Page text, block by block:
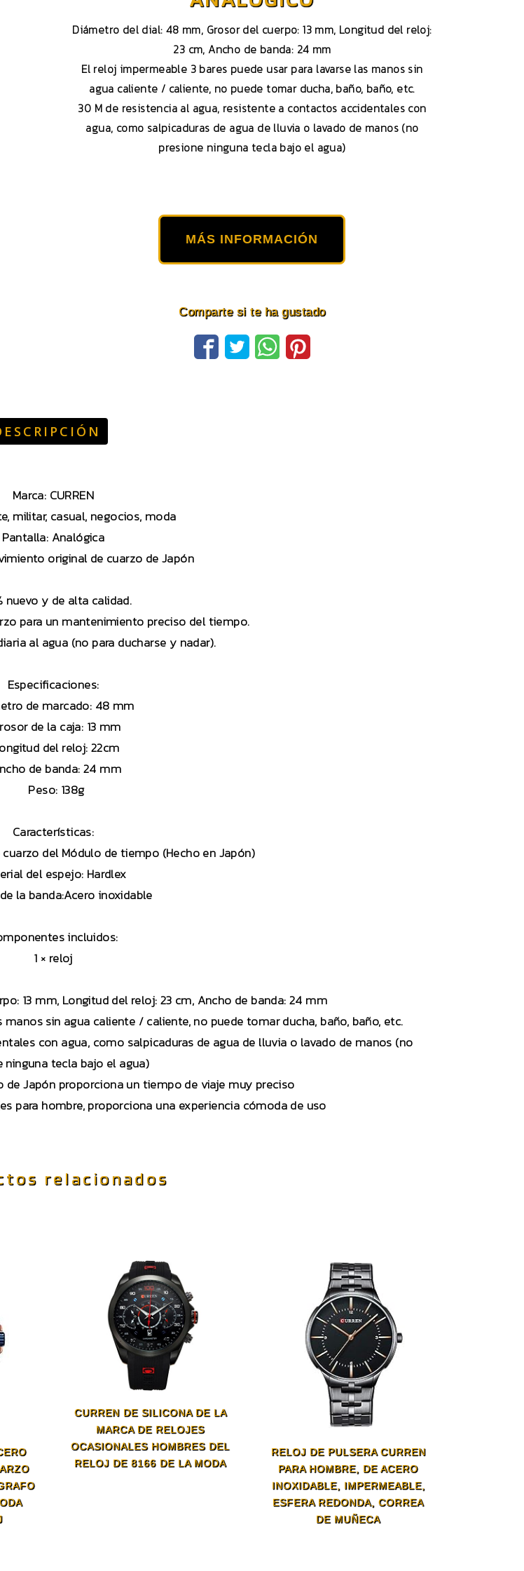
Diámetro del dial: 48 mm, Grosor del cuerpo: 13 mm, Longitud del reloj:
23 cm, Ancho de banda: 24 mm
El reloj impermeable 3 bares puede usar para lavarse las manos sin
agua caliente / caliente, no puede tomar ducha, baño, baño, etc.
30 M de resistencia al agua, resistente a contactos accidentales con
agua, como salpicaduras de agua de lluvia o lavado de manos (no
presione ninguna tecla bajo el agua)
MÁS INFORMACIÓN
Comparte si te ha gustado
Marca: CURREN
militar, casual, negocios, moda
Pantalla: Analógica
original de cuarzo de Japón
nuevo y de alta calidad.
para un mantenimiento preciso del tiempo.
al agua (no para ducharse y nadar).
Especificaciones:
de marcado: 48 mm
de la caja: 13 mm
del reloj: 22cm
de banda: 24 mm
Peso: 138g
Características:
del Módulo de tiempo (Hecho en Japón)
del espejo: Hardlex
la banda:Acero inoxidable
incluidos:
1 × reloj
13 mm, Longitud del reloj: 23 cm, Ancho de banda: 24 mm
sin agua caliente / caliente, no puede tomar ducha, baño, baño, etc.
con agua, como salpicaduras de agua de lluvia o lavado de manos (no
ninguna tecla bajo el agua)
Japón proporciona un tiempo de viaje muy preciso
para hombre, proporciona una experiencia cómoda de uso
relacionados
CURREN DE SILICONA DE LA
MARCA DE RELOJES
OCASIONALES HOMBRES DEL
RELOJ DE 8166 DE LA MODA
RELOJ DE PULSERA CURREN
PARA HOMBRE, DE ACERO
INOXIDABLE, IMPERMEABLE,
ESFERA REDONDA, CORREA
DE MUÑECA